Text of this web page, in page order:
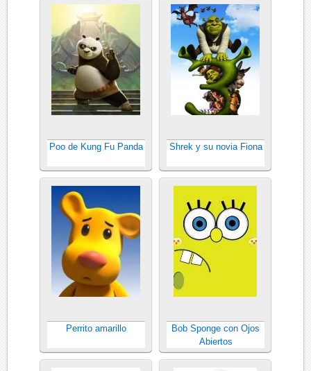
Poo de Kung Fu Panda Shrek y su novia Fiona
Perrito amarillo
Bob Sponge con Ojos
Abiertos